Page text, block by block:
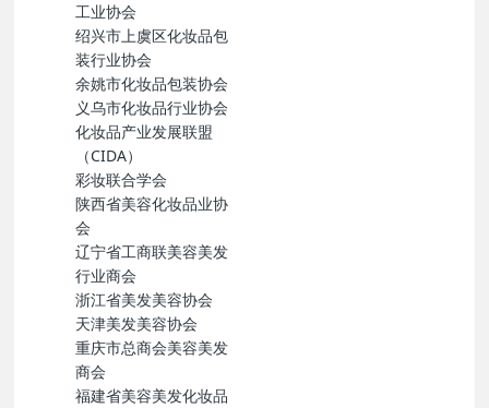
工业协会
绍兴市上虞区化妆品包
装行业协会
余姚市化妆品包装协会
义乌市化妆品行业协会
化妆品产业发展联盟
（CIDA）
彩妆联合学会
陕西省美容化妆品业协
会
辽宁省工商联美容美发
行业商会
浙江省美发美容协会
天津美发美容协会
重庆市总商会美容美发
商会
福建省美容美发化妆品